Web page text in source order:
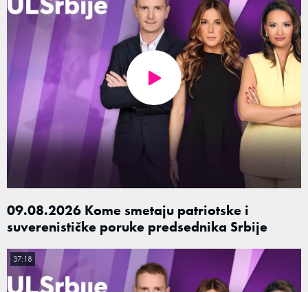
09.08.2026 Kome smetaju patriotske i
suverenističke poruke predsednika Srbije
37:18